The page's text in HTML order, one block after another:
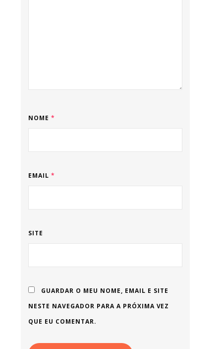
NOME *
EMAIL *
SITE
GUARDAR O MEU NOME, EMAIL E SITE
NESTE NAVEGADOR PARA A PRÓXIMA VEZ
QUE EU COMENTAR.